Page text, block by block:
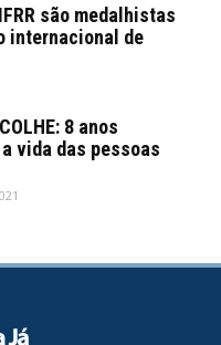
são medalhistas
internacional de
8 anos
vida das pessoas